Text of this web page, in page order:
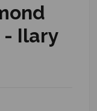
- Ilary